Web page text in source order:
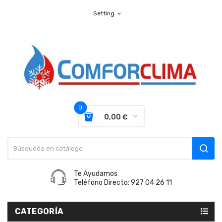
Setting expand_more
0
0,00 €
Te Ayudamos
Teléfono Directo: 927 04 26 11
CATEGORÍA